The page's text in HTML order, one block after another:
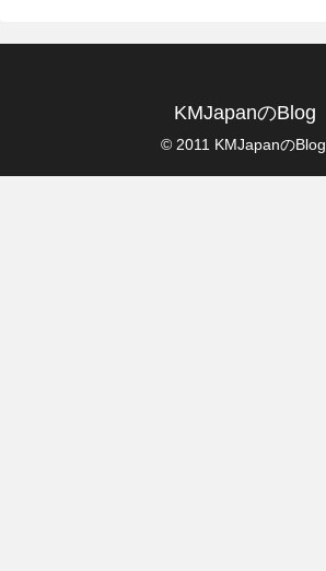
KMJapanのBlog
© 2011 KMJapanのBlog.